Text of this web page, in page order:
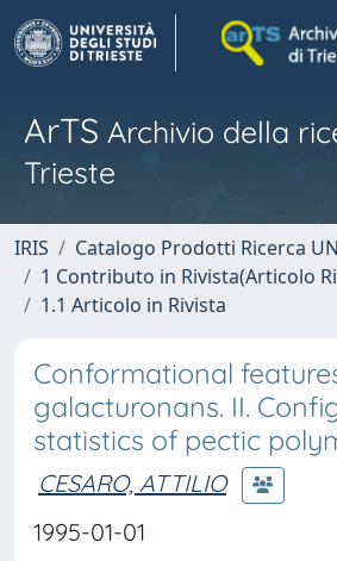
ArTS Archivio della
Trieste
IRIS
Catalogo Prodotti Ricerca
1 Contributo in Rivista(Articolo
1.1 Articolo in Rivista
Conformational
galacturonans. II.
statistics of pectic
CESARO, ATTILIO
1995-01-01